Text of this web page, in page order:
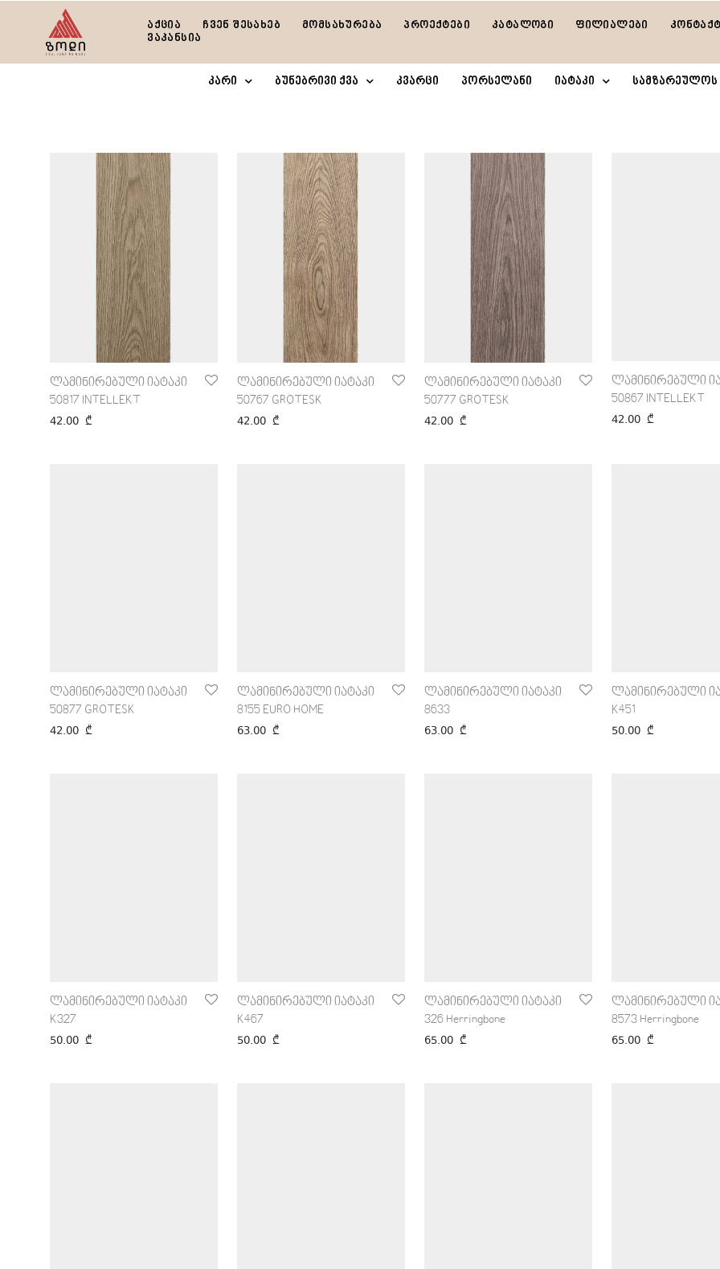
აქცია ჩვენ შესახებ მომსახურება პროექტები კატალოგი ფილიალები
ვაკანსია
კარი ბუნებრივი ქვა კვარცი პორსელანი იატაკი სამზარეულოს
ლამინირებული იატაკი
50817 INTELLEKT
42.00 ₾
ლამინირებული იატაკი
50767 GROTESK
42.00 ₾
ლამინირებული იატაკი
50777 GROTESK
42.00 ₾
ლამინირებული
50867 INTELLEKT
42.00 ₾
ლამინირებული იატაკი
50877 GROTESK
42.00 ₾
ლამინირებული იატაკი
8155 EURO HOME
63.00 ₾
ლამინირებული იატაკი
8633
63.00 ₾
ლამინირებული
K451
50.00 ₾
ლამინირებული იატაკი
K327
50.00 ₾
ლამინირებული იატაკი
K467
50.00 ₾
ლამინირებული იატაკი
326 Herringbone
65.00 ₾
ლამინირებული
8573 Herringbone
65.00 ₾